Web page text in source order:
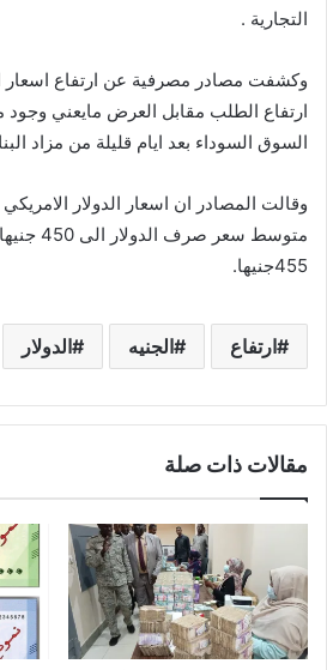
التجارية .
وكشفت مصادر مصرفية عن ارتفاع اسعار
ارتفاع الطلب مقابل العرض مايعني
السوق السوداء بعد ايام قليلة من مزاد
وقالت المصادر ان اسعار الدولار
متوسط سعر
455جنيها.
ارتفاع الجنيه الدولار
مقالات ذات صلة